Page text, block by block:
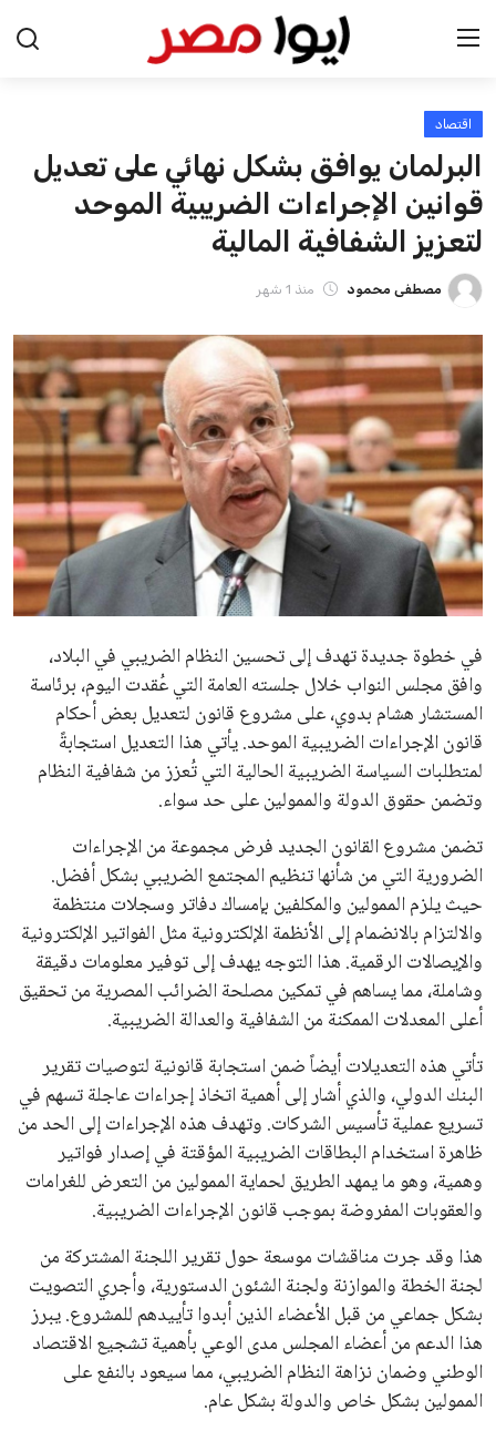
الرئيسية
اخبار مصر
عرب وعالم
اقتصاد
اخبار الرياضة
منوعات
فن وثقافة
علوم وتكنولوجيا
المرأة والجمال
محافظات
اقتصاد
البرلمان يوافق بشكل نهائي على تعديل
قوانين الإجراءات الضريبية الموحد
لتعزيز الشفافية المالية
مصطفى محمود منذ 1 شهر
في خطوة جديدة تهدف إلى تحسين النظام الضريبي في البلاد،
وافق مجلس النواب خلال جلسته العامة التي عُقدت اليوم، برئاسة
المستشار هشام بدوي، على مشروع قانون لتعديل بعض أحكام
قانون الإجراءات الضريبية الموحد. يأتي هذا التعديل استجابةً
لمتطلبات السياسة الضريبية الحالية التي تُعزز من شفافية النظام
وتضمن حقوق الدولة والممولين على حد سواء.
تضمن مشروع القانون الجديد فرض مجموعة من الإجراءات
الضرورية التي من شأنها تنظيم المجتمع الضريبي بشكل أفضل.
حيث يلزم الممولين والمكلفين بإمساك دفاتر وسجلات منتظمة
والالتزام بالانضمام إلى الأنظمة الإلكترونية مثل الفواتير الإلكترونية
والإيصالات الرقمية. هذا التوجه يهدف إلى توفير معلومات دقيقة
وشاملة، مما يساهم في تمكين مصلحة الضرائب المصرية من تحقيق
أعلى المعدلات الممكنة من الشفافية والعدالة الضريبية.
تأتي هذه التعديلات أيضاً ضمن استجابة قانونية لتوصيات تقرير
البنك الدولي، والذي أشار إلى أهمية اتخاذ إجراءات عاجلة تسهم في
تسريع عملية تأسيس الشركات. وتهدف هذه الإجراءات إلى الحد من
ظاهرة استخدام البطاقات الضريبية المؤقتة في إصدار فواتير
وهمية، وهو ما يمهد الطريق لحماية الممولين من التعرض للغرامات
والعقوبات المفروضة بموجب قانون الإجراءات الضريبية.
هذا وقد جرت مناقشات موسعة حول تقرير اللجنة المشتركة من
لجنة الخطة والموازنة ولجنة الشئون الدستورية، وأجري التصويت
بشكل جماعي من قبل الأعضاء الذين أبدوا تأييدهم للمشروع. يبرز
هذا الدعم من أعضاء المجلس مدى الوعي بأهمية تشجيع الاقتصاد
الوطني وضمان نزاهة النظام الضريبي، مما سيعود بالنفع على
الممولين بشكل خاص والدولة بشكل عام.